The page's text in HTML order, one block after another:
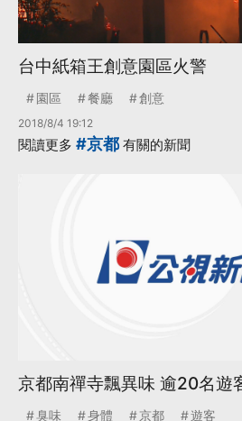
台中紙箱王創意園區火警
園區 餐廳 創意
2018/8/4 19:12
閱讀更多 #京都有關的新聞
京都南禪寺飄異味 逾20名遊
臭味 身體 京都 遊客